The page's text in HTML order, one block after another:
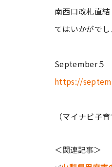
南西口改札直
てはいかがでし
September５
https://
（マイナビ子
＜関連記事＞